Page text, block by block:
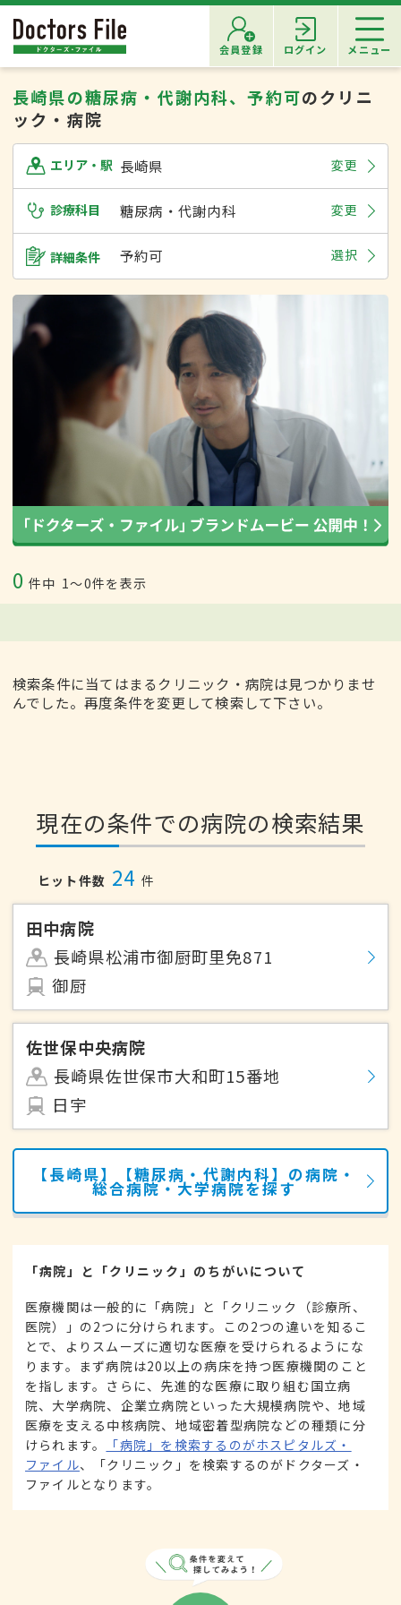
会員登録 ログイン メニュー
長崎県の糖尿病・代謝内科、予約可のクリニ
ック・病院
エリア・駅 長崎県 変更
診療科目 糖尿病・代謝内科 変更
詳細条件 予約可 選択
0 件中 1〜0件を表示
検索条件に当てはまるクリニック・病院は見つかりませ
んでした。再度条件を変更して検索して下さい。
現在の条件での病院の検索結果
ヒット件数 24 件
田中病院
長崎県松浦市御厨町里免871
御厨
佐世保中央病院
長崎県佐世保市大和町15番地
日宇
【長崎県】【糖尿病・代謝内科】の病院・
総合病院・大学病院を探す
「病院」と「クリニック」のちがいについて
医療機関は一般的に「病院」と「クリニック（診療所、
医院）」の2つに分けられます。この2つの違いを知るこ
とで、よりスムーズに適切な医療を受けられるようにな
ります。まず病院は20以上の病床を持つ医療機関のこと
を指します。さらに、先進的な医療に取り組む国立病
院、大学病院、企業立病院といった大規模病院や、地域
医療を支える中核病院、地域密着型病院などの種類に分
けられます。
「病院」を検索するのがホスピタルズ・
ファイル、「クリニック」を検索するのがドクターズ・
ファイルとなります。